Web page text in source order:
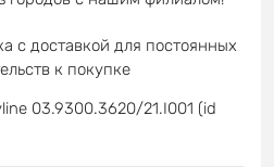
с доставкой для постоянных
к покупке
03.9300.3620/21.I001 (id